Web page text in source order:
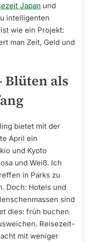
Japan und
intelligenten
wie ein Projekt:
man Zeit, Geld und
Blüten als
bietet mit der
April ein
und Kyoto
und Weiß. Ich
in Parks zu
Doch: Hotels und
sind
dies: früh buchen
Reisezeit-
mit weniger